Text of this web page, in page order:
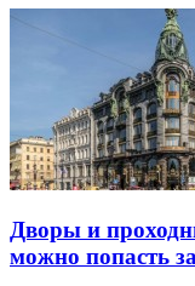
Дворы и
можно попасть